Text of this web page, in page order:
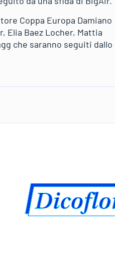
Coppa Europa Damiano
Elia Baez Locher, Mattia
che saranno seguiti dallo